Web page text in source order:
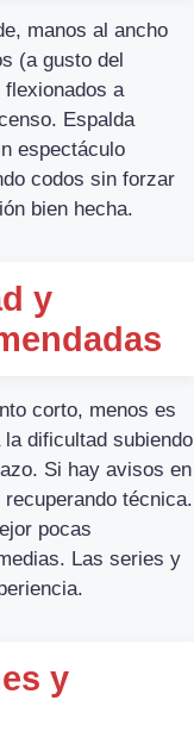
manos al ancho
(a gusto del
a
Espalda
espectáculo
codos sin forzar
bien hecha.
y
corto, menos es
dificultad subiendo
Si hay avisos en
técnica.
pocas
Las series y
y